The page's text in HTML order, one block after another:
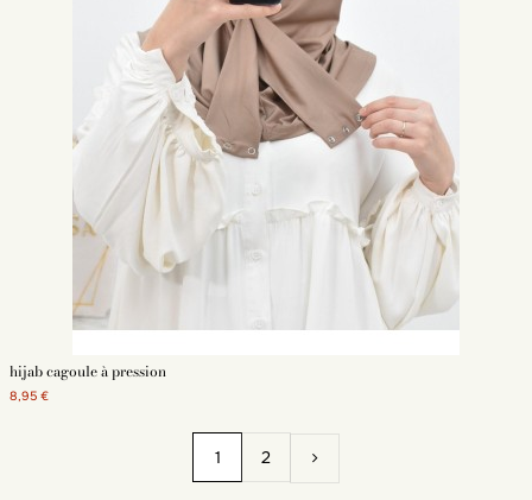
hijab cagoule à pression
8,95 €
1 2